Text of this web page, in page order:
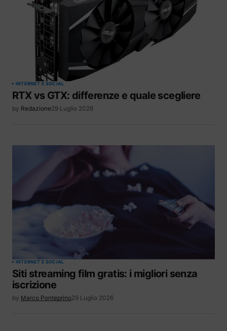
INTERNET E SOCIAL
RTX vs GTX: differenze e quale scegliere
by Redazione29 Luglio 2026
INTERNET E SOCIAL
Siti streaming film gratis: i migliori senza
iscrizione
by Marco Ponteprino29 Luglio 2026